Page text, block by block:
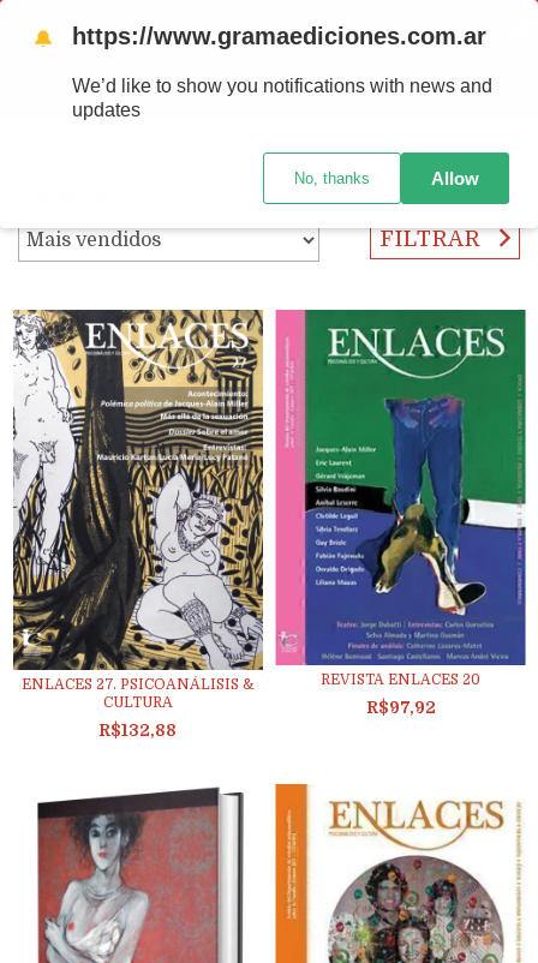
MENU
PRODUTOS
FILTRAR
ENLACES 27. PSICOANÁLISIS &
CULTURA
R$132,88
REVISTA ENLACES 20
R$97,92
🔔 https://www.gramaediciones.com.ar
We’d like to show you notifications with news and
updates
No, thanks Allow